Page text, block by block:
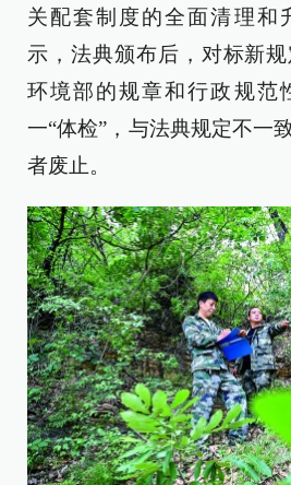
关配套制度的全面清理和
示，法典颁布后，对标新
环境部的规章和行政规范
一“体检”，与法典规定不一
者废止。